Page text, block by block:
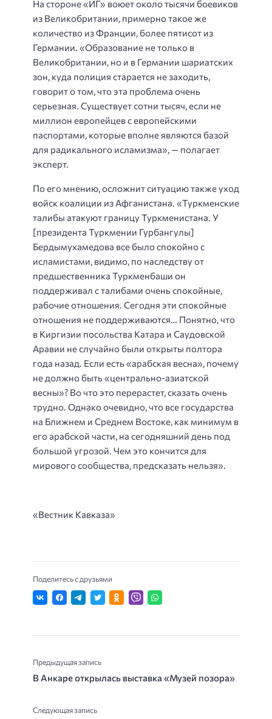
На стороне «ИГ» воюет около тысячи боевиков
из Великобритании, примерно такое же
количество из Франции, более пятисот из
Германии. «Образование не только в
Великобритании, но и в Германии шариатских
зон, куда полиция старается не заходить,
говорит о том, что эта проблема очень
серьезная. Существует сотни тысяч, если не
миллион европейцев с европейскими
паспортами, которые вполне являются базой
для радикального исламизма», — полагает
эксперт.
По его мнению, осложнит ситуацию также уход
войск коалиции из Афганистана. «Туркменские
талибы атакуют границу Туркменистана. У
[президента Туркмении Гурбангулы]
Бердымухамедова все было спокойно с
исламистами, видимо, по наследству от
предшественника Туркменбаши он
поддерживал с талибами очень спокойные,
рабочие отношения. Сегодня эти спокойные
отношения не поддерживаются… Понятно, что
в Киргизии посольства Катара и Саудовской
Аравии не случайно были открыты полтора
года назад. Если есть «арабская весна», почему
не должно быть «центрально-азиатской
весны»? Во что это перерастет, сказать очень
трудно. Однако очевидно, что все государства
на Ближнем и Среднем Востоке, как минимум в
его арабской части, на сегодняшний день под
большой угрозой. Чем это кончится для
мирового сообщества, предсказать нельзя».
«Вестник Кавказа»
Поделитесь с друзьями
Предыдущая запись
В Анкаре открылась выставка «Музей позора»
Следующая запись